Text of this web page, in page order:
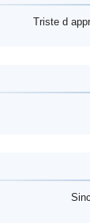
Triste d